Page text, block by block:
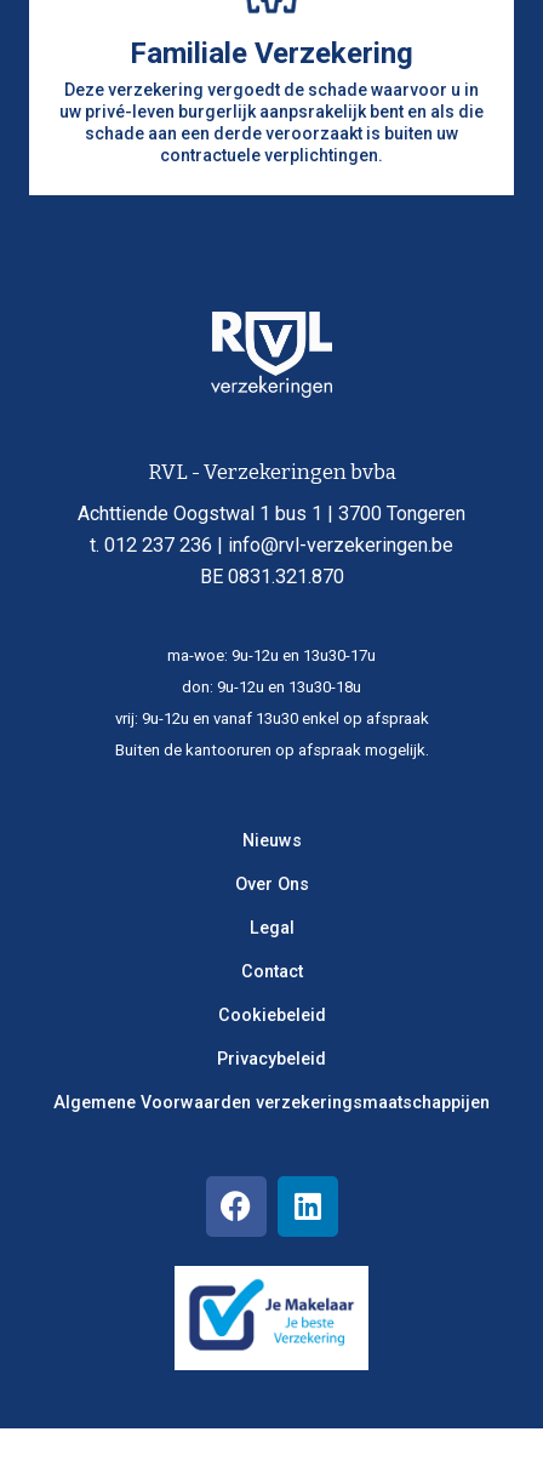
Familiale Verzekering
Deze verzekering vergoedt de schade waarvoor u in
uw privé-leven burgerlijk aanpsrakelijk bent en als die
schade aan een derde veroorzaakt is buiten uw
contractuele verplichtingen.
RVL - Verzekeringen bvba
Achttiende Oogstwal 1 bus 1 | 3700 Tongeren
t. 012 237 236 | info@rvl-verzekeringen.be
BE 0831.321.870
ma-woe: 9u-12u en 13u30-17u
don: 9u-12u en 13u30-18u
vrij: 9u-12u en vanaf 13u30 enkel op afspraak
Buiten de kantooruren op afspraak mogelijk.​
Nieuws
Over Ons
Legal
Contact
Cookiebeleid
Privacybeleid
Algemene Voorwaarden verzekerings­maatschappijen